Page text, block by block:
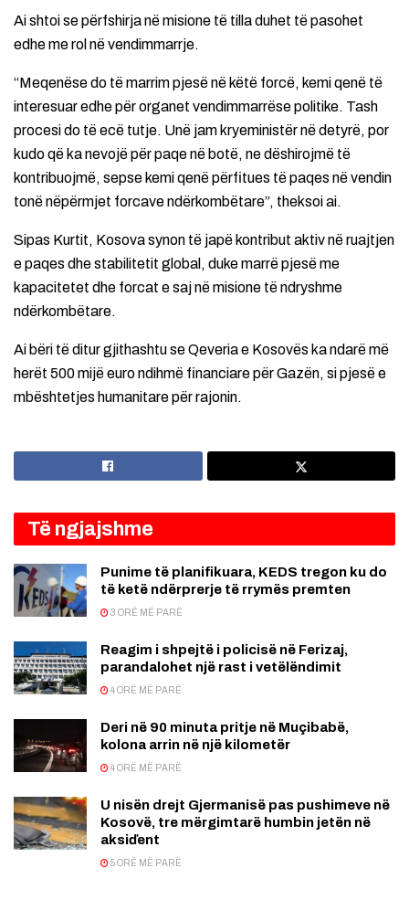
Ai shtoi se përfshirja në misione të tilla duhet të pasohet
edhe me rol në vendimmarrje.
“Meqenëse do të marrim pjesë në këtë forcë, kemi qenë të
interesuar edhe për organet vendimmarrëse politike. Tash
procesi do të ecë tutje. Unë jam kryeministër në detyrë, por
kudo që ka nevojë për paqe në botë, ne dëshirojmë të
kontribuojmë, sepse kemi qenë përfitues të paqes në vendin
tonë nëpërmjet forcave ndërkombëtare”, theksoi ai.
Sipas Kurtit, Kosova synon të japë kontribut aktiv në ruajtjen
e paqes dhe stabilitetit global, duke marrë pjesë me
kapacitetet dhe forcat e saj në misione të ndryshme
ndërkombëtare.
Ai bëri të ditur gjithashtu se Qeveria e Kosovës ka ndarë më
herët 500 mijë euro ndihmë financiare për Gazën, si pjesë e
mbështetjes humanitare për rajonin.
Të ngjajshme
Punime të planifikuara, KEDS tregon ku do
të ketë ndërprerje të rrymës premten
3 ORË MË PARË
Reagim i shpejtë i policisë në Ferizaj,
parandalohet një rast i vetëlëndimit
4 ORË MË PARË
Deri në 90 minuta pritje në Muçibabë,
kolona arrin në një kilometër
4 ORË MË PARË
U nisën drejt Gjermanisë pas pushimeve në
Kosovë, tre mërgimtarë humbin jetën në
aksiďent
5 ORË MË PARË